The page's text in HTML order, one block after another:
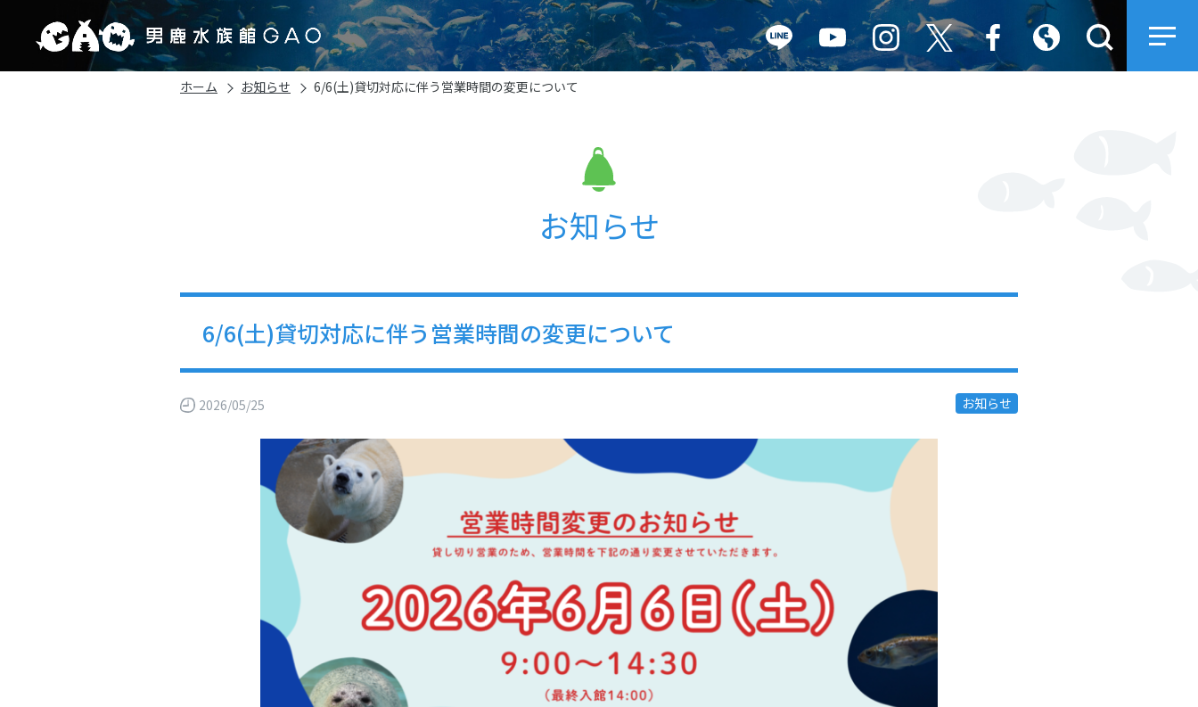
ホーム お知らせ 6/6(土)貸切対応に伴う営業時間の変更について
お知らせ
6/6(土)貸切対応に伴う営業時間の変更について
2026/05/25 お知らせ